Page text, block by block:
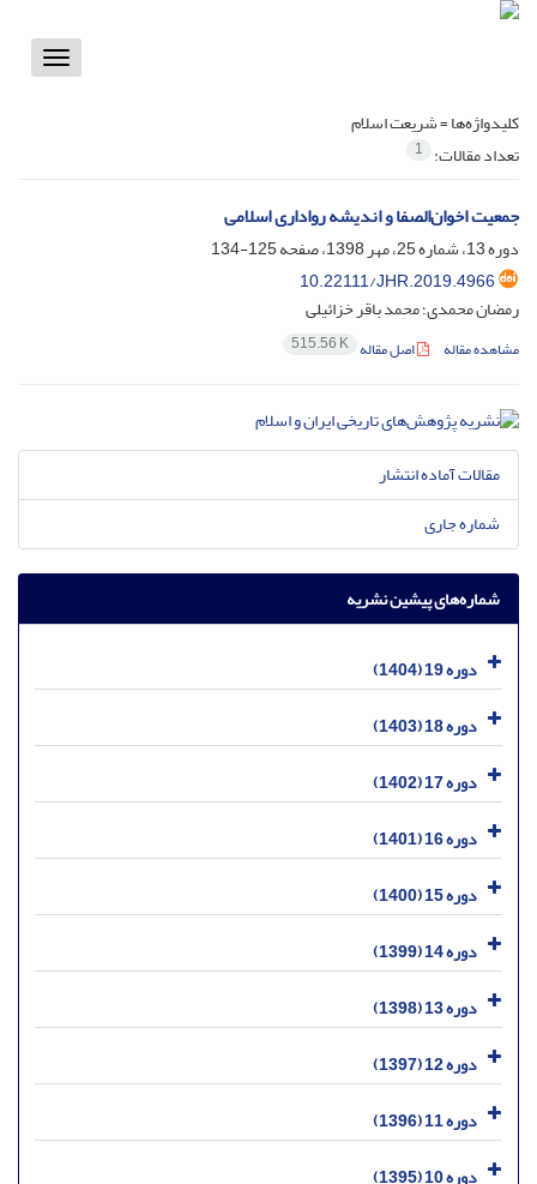
Toggle
کلیدواژه‌ها =شریعت اسلام
تعداد مقالات: 1
جمعیت اخوان‌الصفا و اندیشه رواداری اسلامی
دوره 13، شماره 25، مهر 1398، صفحه
125-134
10.22111/JHR.2019.4966
رمضان محمدی؛ محمد باقر خزائیلی
مشاهده مقاله اصل مقاله 515.56 K
مقالات آماده انتشار
شماره جاری
شماره‌های پیشین نشریه
دوره 19 (1404)
دوره 18 (1403)
دوره 17 (1402)
دوره 16 (1401)
دوره 15 (1400)
دوره 14 (1399)
دوره 13 (1398)
دوره 12 (1397)
دوره 11 (1396)